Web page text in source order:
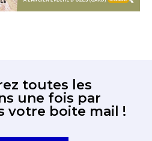
toutes les
une fois par
votre boite mail !